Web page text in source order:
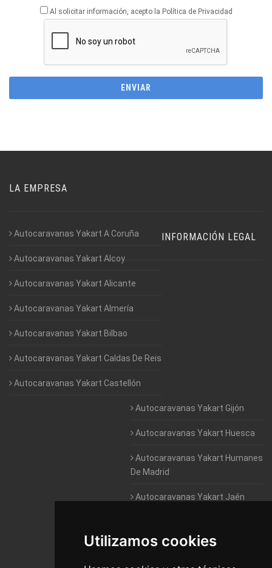
Utilizamos cookies
Al solicitar información, acepto la Política de Privacidad
LA EMPRESA
Autocaravanas Yakart A Coruña
Autocaravanas Yakart Alcoy
Autocaravanas Yakart Alicante
Autocaravanas Yakart Almería
Autocaravanas Yakart Bilbao
Autocaravanas Yakart Caldas De Reis
Autocaravanas Yakart Castellón
Autocaravanas Yakart Gijón
Autocaravanas Yakart Huesca
Autocaravanas Yakart Humanes
De Madrid
Autocaravanas Yakart Jaén
Autocaravanas Yakart Valencia
INFORMACIÓN LEGAL